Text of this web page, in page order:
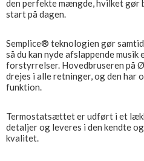
den perfekte mængde, hvilket gør
start på dagen.
Semplice® teknologien gør
så du kan nyde afslappende
forstyrrelser. Hovedbruseren på
drejes i alle retninger, og den har
funktion.
Termostatsættet er udført i et
detaljer og leveres i den kendte
kvalitet.